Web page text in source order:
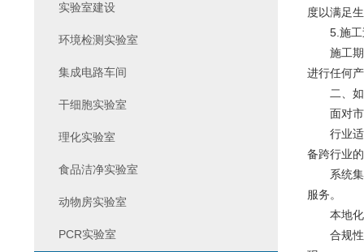
度以满足
5.施工
施工期间
进行任何
二、如
面对市场
行业适配
备跨行业
系统集成
服务。
本地化服
合规性意
实验室建设
环境检测实验室
集成电路车间
干细胞实验室
理化实验室
食品洁净实验室
动物房实验室
PCR实验室